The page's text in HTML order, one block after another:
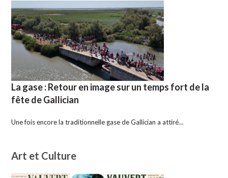
La gase : Retour en image sur un temps fort de la
fête de Gallician
Une fois encore la traditionnelle gase de Gallician a attiré…
Art et Culture